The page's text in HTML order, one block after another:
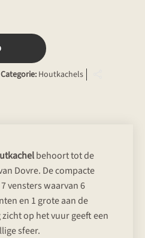
Categorie: Houtkachels
behoort tot de
Dovre. De compacte
vensters waarvan 6
en 1 grote aan de
op het vuur geeft een
sfeer.